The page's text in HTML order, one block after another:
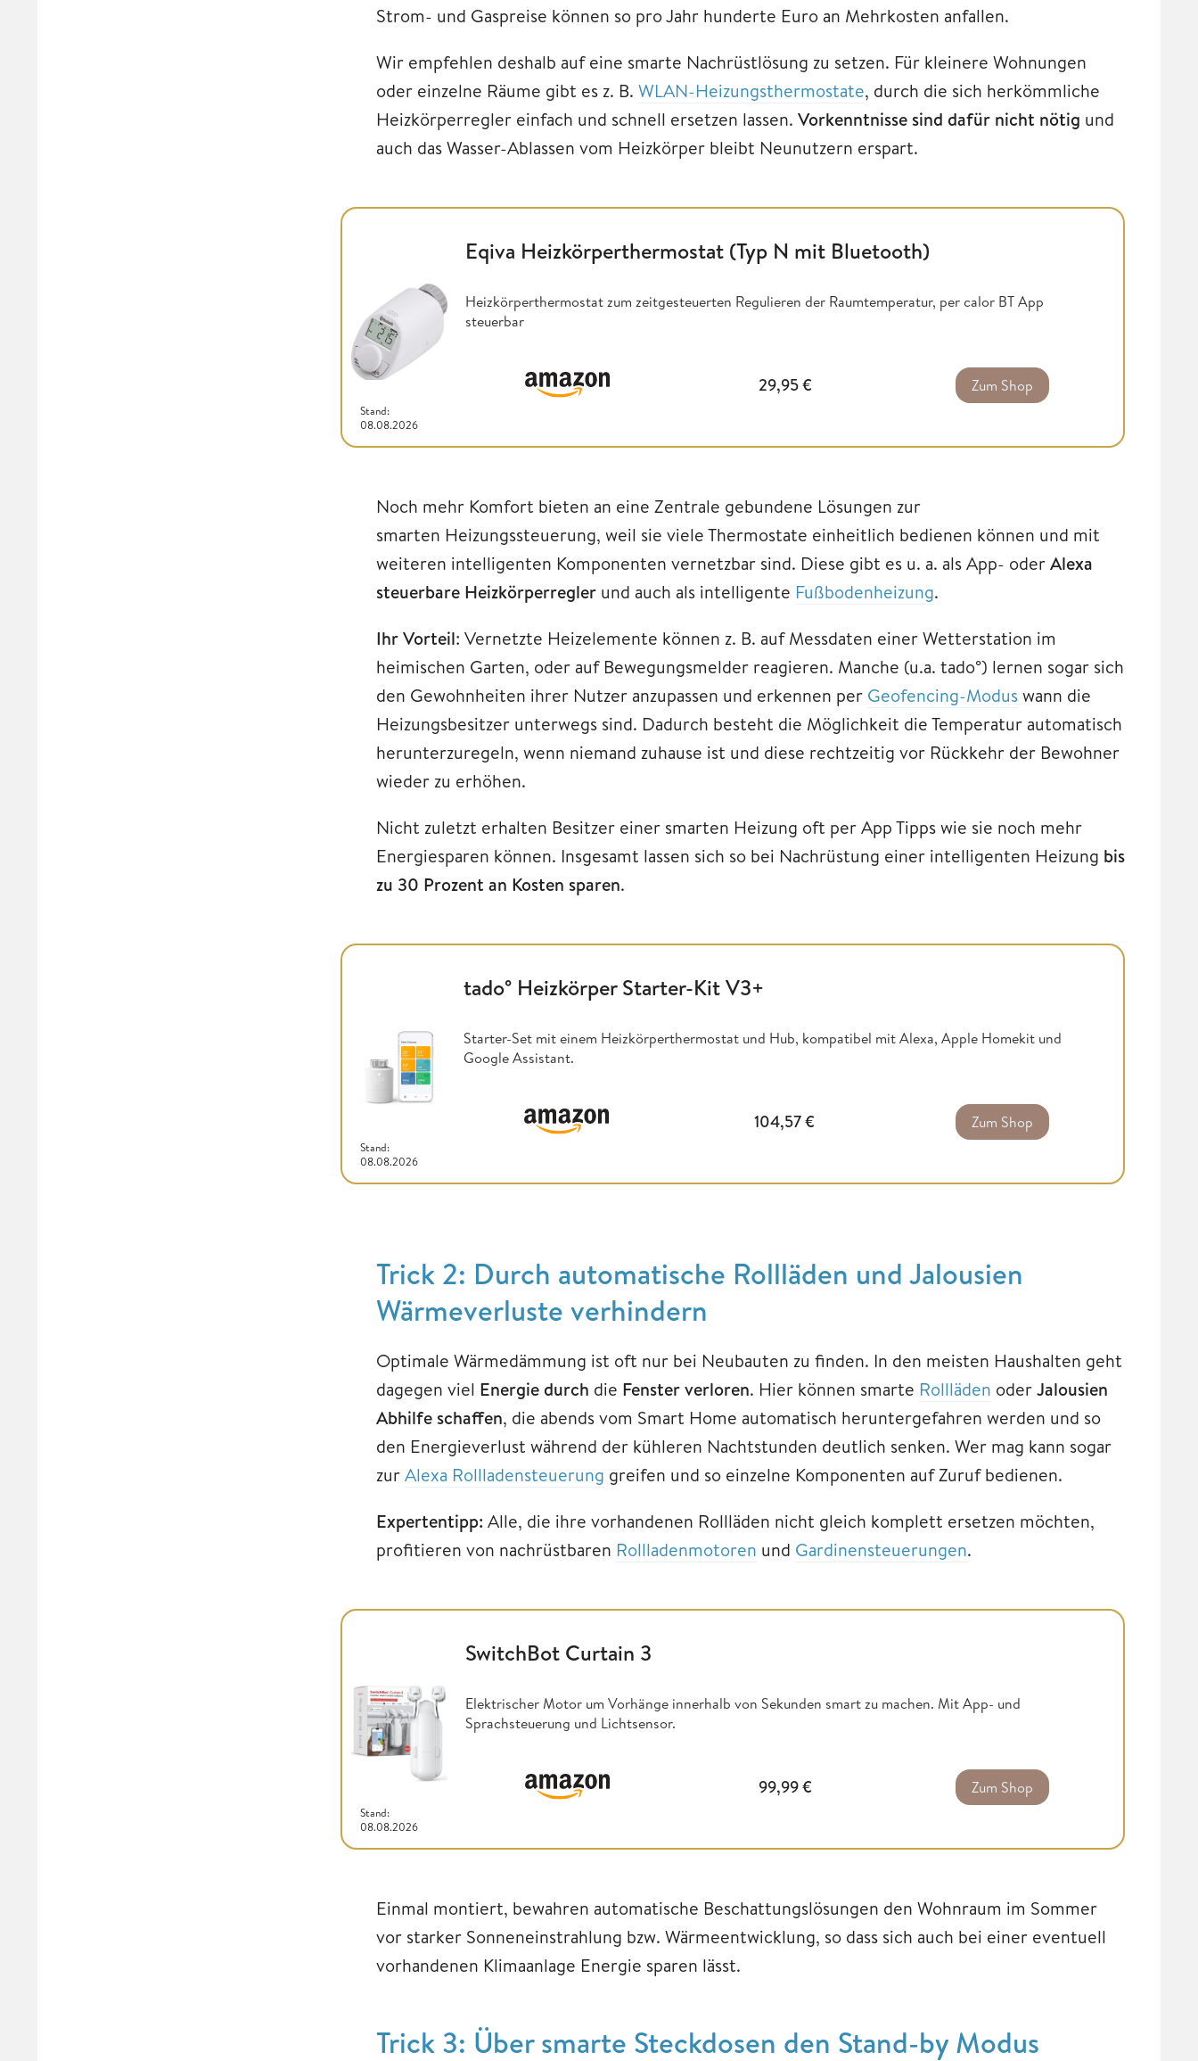
Strom- und Gaspreise können so pro Jahr hunderte Euro an Mehrkosten anfallen.
Wir empfehlen deshalb auf eine smarte Nachrüstlösung zu setzen. Für kleinere Wohnungen
oder einzelne Räume gibt es z. B. WLAN-Heizungsthermostate, durch die sich herkömmliche
Heizkörperregler einfach und schnell ersetzen lassen. Vorkenntnisse sind dafür nicht nötig und
auch das Wasser-Ablassen vom Heizkörper bleibt Neunutzern erspart.
Stand:
08.08.2026
Eqiva Heizkörperthermostat (Typ N mit Bluetooth)
Heizkörperthermostat zum zeitgesteuerten Regulieren der Raumtemperatur, per calor BT App
steuerbar
29,95€ Zum Shop
Noch mehr Komfort bieten an eine Zentrale gebundene Lösungen zur
smarten Heizungssteuerung, weil sie viele Thermostate einheitlich bedienen können und mit
weiteren intelligenten Komponenten vernetzbar sind. Diese gibt es u. a. als App- oderAlexa
steuerbare Heizkörperregler und auch als intelligente Fußbodenheizung.
Ihr Vorteil: Vernetzte Heizelemente können z. B. auf Messdaten einer Wetterstation im
heimischen Garten, oder auf Bewegungsmelder reagieren. Manche (u.a. tado°) lernen sogar sich
den Gewohnheiten ihrer Nutzer anzupassen und erkennen per Geofencing-Moduswann die
Heizungsbesitzer unterwegs sind. Dadurch besteht die Möglichkeit die Temperatur automatisch
herunterzuregeln, wenn niemand zuhause ist und diese rechtzeitig vor Rückkehr der Bewohner
wieder zu erhöhen.
Nicht zuletzt erhalten Besitzer einer smarten Heizung oft per App Tipps wie sie noch mehr
Energiesparen können. Insgesamt lassen sich so bei Nachrüstung einer intelligenten Heizung bis
zu 30 Prozent an Kosten sparen.
Stand:
08.08.2026
tado° Heizkörper Starter-Kit V3+
Starter-Set mit einem Heizkörperthermostat und Hub, kompatibel mit Alexa, Apple Homekit und
Google Assistant.
104,57€ Zum Shop
Trick 2: Durch automatische Rollläden und Jalousien
Wärmeverluste verhindern
Optimale Wärmedämmung ist oft nur bei Neubauten zu finden. In den meisten Haushalten geht
dagegen viel Energie durch die Fenster verloren. Hier können smarte Rollläden oderJalousien
Abhilfe schaffen, die abends vom Smart Home automatisch heruntergefahren werden und so
den Energieverlust während der kühleren Nachtstunden deutlich senken. Wer mag kann sogar
zurAlexa Rollladensteuerung greifen und so einzelne Komponenten auf Zuruf bedienen.
Expertentipp: Alle, die ihre vorhandenen Rollläden nicht gleich komplett ersetzen möchten,
profitieren von nachrüstbaren Rollladenmotoren und Gardinensteuerungen.
Stand:
08.08.2026
SwitchBot Curtain 3
Elektrischer Motor um Vorhänge innerhalb von Sekunden smart zu machen. Mit App- und
Sprachsteuerung und Lichtsensor.
99,99€ Zum Shop
Einmal montiert, bewahren automatische Beschattungslösungen den Wohnraum im Sommer
vor starker Sonneneinstrahlung bzw. Wärmeentwicklung, so dass sich auch bei einer eventuell
vorhandenen Klimaanlage Energie sparen lässt.
Trick 3: Über smarte Steckdosen den Stand-by Modus